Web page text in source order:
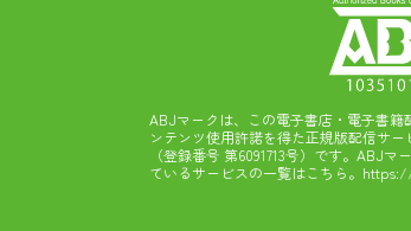
ABJマークは、この電子書店・電子書籍
ンテンツ使用許諾を得た正規版配信サ
（登録番号 第6091713号）です。ABJ
ているサービスの一覧はこちら。